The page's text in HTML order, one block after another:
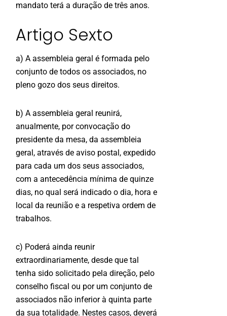
mandato terá a duração de três anos.
Artigo Sexto
a) A assembleia geral é formada pelo
conjunto de todos os associados, no
pleno gozo dos seus direitos.
b) A assembleia geral reunirá,
anualmente, por convocação do
presidente da mesa, da assembleia
geral, através de aviso postal, expedido
para cada um dos seus associados,
com a antecedência mínima de quinze
dias, no qual será indicado o dia, hora e
local da reunião e a respetiva ordem de
trabalhos.
c) Poderá ainda reunir
extraordinariamente, desde que tal
tenha sido solicitado pela direção, pelo
conselho fiscal ou por um conjunto de
associados não inferior à quinta parte
da sua totalidade. Nestes casos, deverá